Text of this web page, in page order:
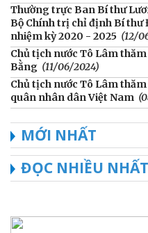
Thường trực Ban Bí thư
Bộ Chính trị chỉ định Bí thư
nhiệm kỳ 2020 - 2025 (12/
Chủ tịch nước Tô Lâm
Bằng (11/06/2024)
Chủ tịch nước Tô Lâm
quân nhân dân Việt Nam
MỚI NHẤT
ĐỌC NHIỀU NHẤT